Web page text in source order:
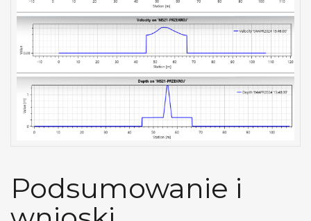
Podsumowanie i